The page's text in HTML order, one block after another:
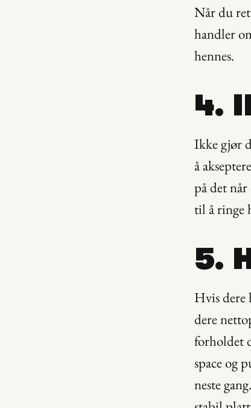
Når du
handler
hennes.
4.
Ikke gjør
å
på det
til å ringe
5.
Hvis dere
dere
forholdet
space og
neste